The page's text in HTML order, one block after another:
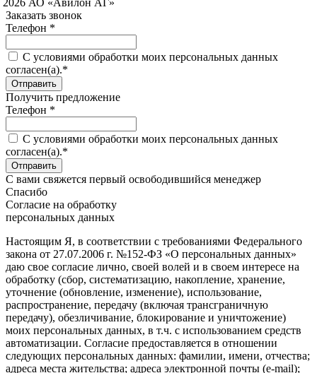
АО «Авилон АГ»
Заказать звонок
Телефон *
C условиями обработки моих персональных данных
согласен(а).*
Получить предложение
Телефон *
C условиями обработки моих персональных данных
согласен(а).*
С вами свяжется первый освободившийся менеджер
Спасибо
Согласие на обработку
персональных данных
Настоящим Я, в соответствии с требованиями Федерального
закона от 27.07.2006 г. №152-ФЗ «О персональных данных»
даю свое согласие лично, своей волей и в своем интересе на
обработку (сбор, систематизацию, накопление, хранение,
уточнение (обновление, изменение), использование,
распространение, передачу (включая трансграничную
передачу), обезличивание, блокирование и уничтожение)
моих персональных данных, в т.ч. с использованием средств
автоматизации. Согласие предоставляется в отношении
следующих персональных данных: фамилии, имени, отчества;
адреса места жительства; адреса электронной почты (e-mail);